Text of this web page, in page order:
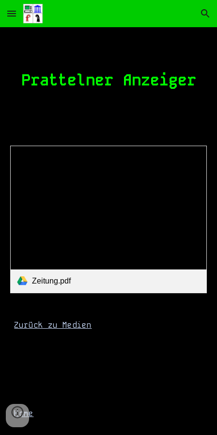
Skip to main content Skip to navigation
Prattelner Anzeiger
Zeitung.pdf
Zurück zu Medien
Home